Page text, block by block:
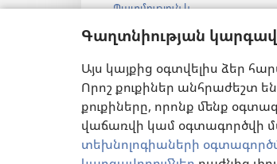
Գաղտնիության
Այս կայքից օգտվելիս ձեր
Որոշ քուքիներ անհրաժեշտ
քուքիները, որոնք մենք
վաճառվի կամ օգտագործվի
տեխնոլոգիաների
Պատմություն և